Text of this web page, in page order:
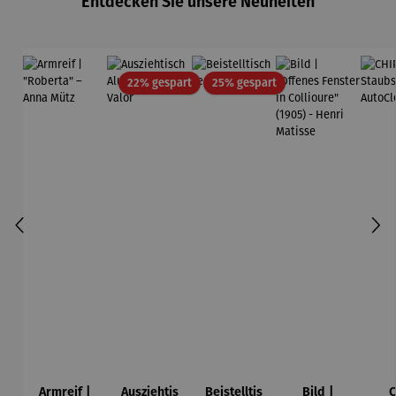
Armreif |
22% gespartRabatt
Ausziehtis
25% gespartRabatt
Beistelltis
Bild |